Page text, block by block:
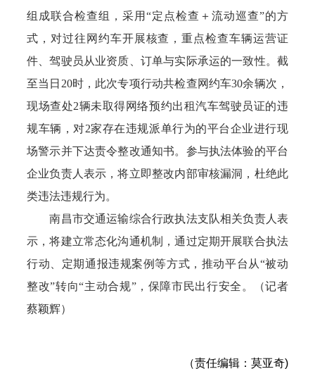
组成联合检查组，采用“定点检查＋流动巡查”的方
式，对过往网约车开展核查，重点检查车辆运营证
件、驾驶员从业资质、订单与实际承运的一致性。截
至当日20时，此次专项行动共检查网约车30余辆次，
现场查处2辆未取得网络预约出租汽车驾驶员证的违
规车辆，对2家存在违规派单行为的平台企业进行现
场警示并下达责令整改通知书。参与执法体验的平台
企业负责人表示，将立即整改内部审核漏洞，杜绝此
类违法违规行为。
南昌市交通运输综合行政执法支队相关负责人表
示，将建立常态化沟通机制，通过定期开展联合执法
行动、定期通报违规案例等方式，推动平台从“被动
整改”转向“主动合规”，保障市民出行安全。（记者
蔡颖辉）
（责任编辑：莫亚奇)